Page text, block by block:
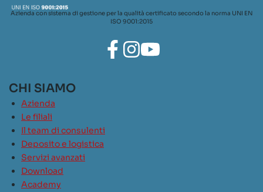
Azienda con sistema di gestione per la qualità certificato secondo la norma UNI EN
ISO 9001:2015
CHI SIAMO
Azienda
Le filiali
Il team di consulenti
Deposito e logistica
Servizi avanzati
Download
Academy